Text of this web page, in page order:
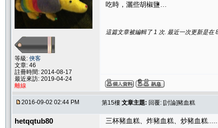
等級: 俠客
文章: 46
註冊時間: 2014-08-17
最近來訪: 2019-04-24
離線
吃時，灑些胡椒鹽…
這篇文章被編輯了 1 次. 最近一次更新是在
2016-09-02 02:44 PM 第15樓 文章主題: 回覆: [討論]豬血糕
hetqqtub80 三杯豬血糕、炸豬血糕、炒豬血糕.....